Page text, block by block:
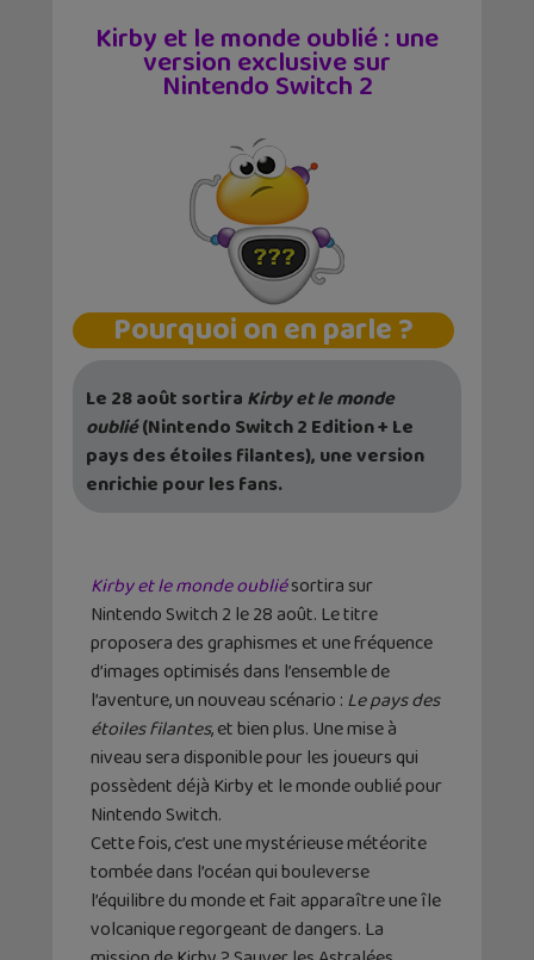
Kirby et le monde oublié : une
version exclusive sur
Nintendo Switch 2
Pourquoi on en parle ?
Le 28 août sortira Kirby et le monde
oublié(Nintendo Switch 2 Edition + Le
pays des étoiles filantes), une version
enrichie pour les fans.
Kirby et le monde oubliésortira sur
Nintendo Switch 2 le 28 août. Le titre
proposera des graphismes et une fréquence
d’images optimisés dans l’ensemble de
l’aventure, un nouveau scénario : Le pays des
étoiles filantes, et bien plus. Une mise à
niveau sera disponible pour les joueurs qui
possèdent déjà Kirby et le monde oublié pour
Nintendo Switch.
Cette fois, c’est une mystérieuse météorite
tombée dans l’océan qui bouleverse
l’équilibre du monde et fait apparaître une île
volcanique regorgeant de dangers. La